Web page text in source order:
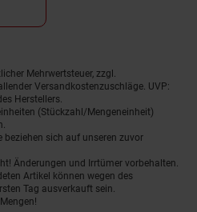
Mehrwertsteuer, zzgl.
Versandkostenzuschläge. UVP:
Herstellers.
(Stückzahl/Mengeneinheit)
beziehen sich auf unseren zuvor
Änderungen und Irrtümer vorbehalten.
Artikel können wegen des
Tag ausverkauft sein.